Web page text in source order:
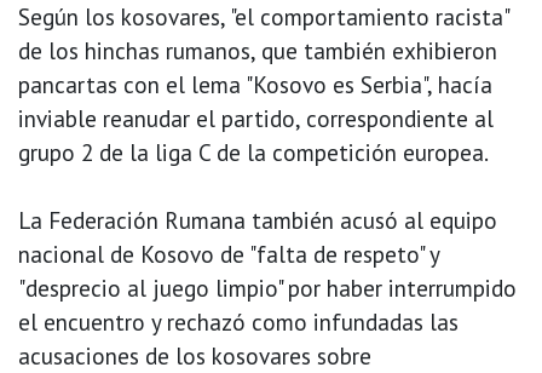
Según los kosovares, "el comportamiento racista"
de los hinchas rumanos, que también exhibieron
pancartas con el lema "Kosovo es Serbia", hacía
inviable reanudar el partido, correspondiente al
grupo 2 de la liga C de la competición europea.
La Federación Rumana también acusó al equipo
nacional de Kosovo de "falta de respeto" y
"desprecio al juego limpio" por haber interrumpido
el encuentro y rechazó como infundadas las
acusaciones de los kosovares sobre